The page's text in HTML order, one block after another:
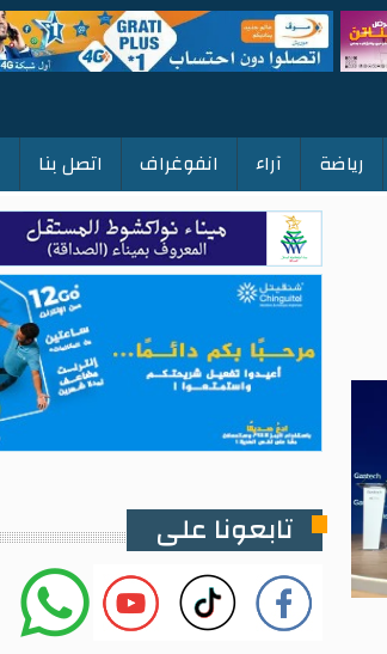
رياضة آراء انفوغراف اتصل بنا
تابعونا على